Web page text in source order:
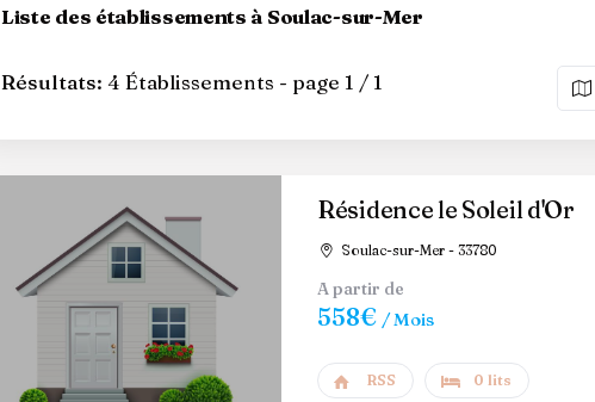
Liste des établissements à Soulac-sur-Mer
Résultats: 4 Établissements - page 1 / 1
Résidence le Soleil d'Or
Soulac-sur-Mer - 33780
A partir de
558€ / Mois
RSS 0 lits